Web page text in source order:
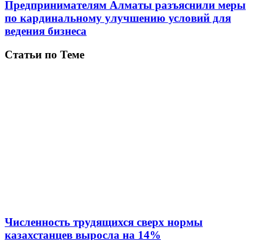
Предпринимателям Алматы разъяснили меры
по кардинальному улучшению условий для
ведения бизнеса
Статьи по Теме
Численность трудящихся сверх нормы
казахстанцев выросла на 14%